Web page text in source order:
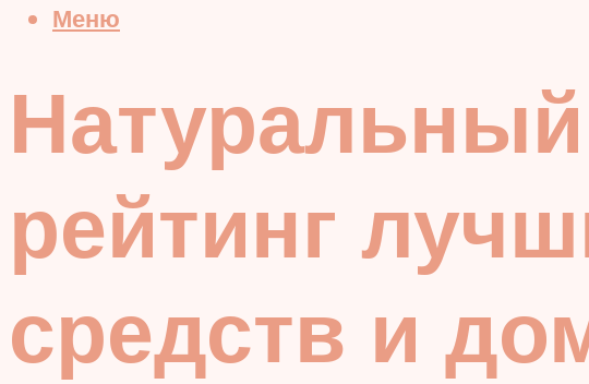
Меню
рейтинг
средств и